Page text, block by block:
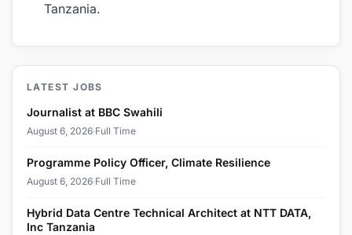
Tanzania.
LATEST JOBS
Journalist at BBC Swahili
August 6, 2026·Full Time
Programme Policy Officer, Climate Resilience
August 6, 2026·Full Time
Hybrid Data Centre Technical Architect at NTT DATA,
Inc Tanzania